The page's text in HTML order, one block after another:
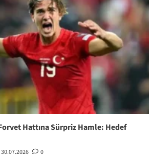
Hattına Sürpriz Hamle: Hedef
30.07.2026 0